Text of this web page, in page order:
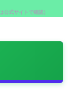
公式サイトで確認）